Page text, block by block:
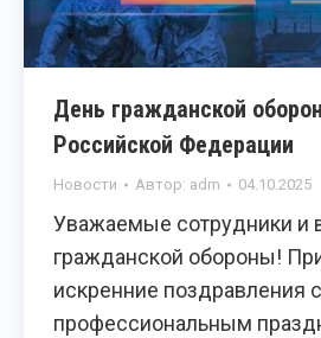
День гражданской
Российской Федерации
Новости Автор: adm 04.10.2025
Уважаемые сотрудники и
гражданской обороны!
искренние поздравления
профессиональным